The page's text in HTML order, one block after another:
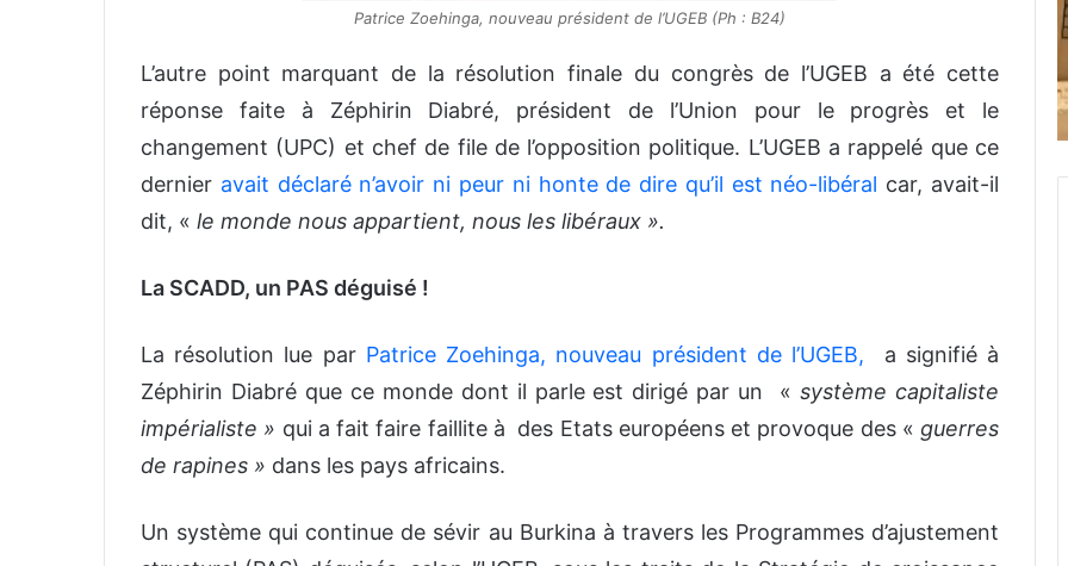
Patrice Zoehinga, nouveau président de l’UGEB (Ph : B24)
L’autre point marquant de la résolution finale du congrès de l’UGEB a été cette
réponse faite à Zéphirin Diabré, président de l’Union pour le progrès et le
changement (UPC) et chef de file de l’opposition politique. L’UGEB a rappelé que ce
dernier avait déclaré n’avoir ni peur ni honte de dire qu’il est néo-libéral car, avait-il
dit, « le monde nous appartient, nous les libéraux ».
La SCADD, un PAS déguisé !
La résolution lue par Patrice Zoehinga, nouveau président de l’UGEB, a signifié à
Zéphirin Diabré que ce monde dont il parle est dirigé par un «système capitaliste
impérialiste » qui a fait faire faillite à des Etats européens et provoque des « guerres
de rapines » dans les pays africains.
Un système qui continue de sévir au Burkina à travers les Programmes d’ajustement